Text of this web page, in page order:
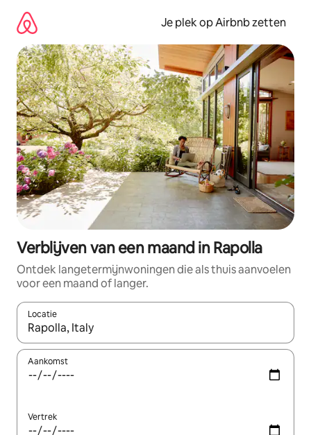
direct
naar
inhoud
Je plek op Airbnb zetten
Verblijven van een maand in Rapolla
Ontdek langetermijnwoningen die als thuis aanvoelen
voor een maand of langer.
Locatie
Wanneer er resultaten beschikbaar zijn, maak je een keuze
Aankomst
Vertrek